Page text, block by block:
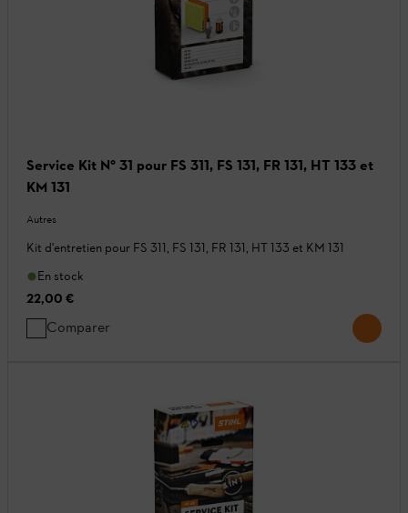
Service Kit N° 31 pour FS 311, FS 131, FR 131, HT 133 et
KM 131
Autres
Kit d'entretien pour FS 311, FS 131, FR 131, HT 133 et KM 131
En stock
22,00 €
Comparer